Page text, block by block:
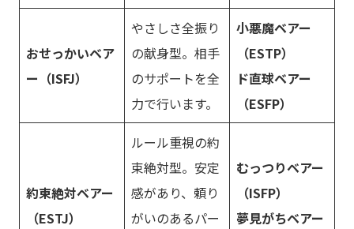
おせっかいベア
ー（ISFJ）
やさしさ全振り
の献身型。相手
のサポートを全
力で行います。
小悪魔ベアー
（ESTP）
ド直球ベアー
（ESFP）
約束絶対ベアー
（ESTJ）
ルール重視の約
束絶対型。安定
感があり、頼り
がいのあるパー
むっつりベアー
（ISFP）
夢見がちベアー